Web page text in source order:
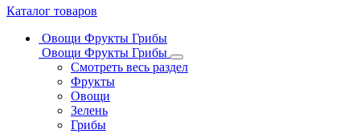
Каталог товаров
Овощи Фрукты Грибы
Овощи Фрукты Грибы
Смотреть весь раздел
Фрукты
Овощи
Зелень
Грибы